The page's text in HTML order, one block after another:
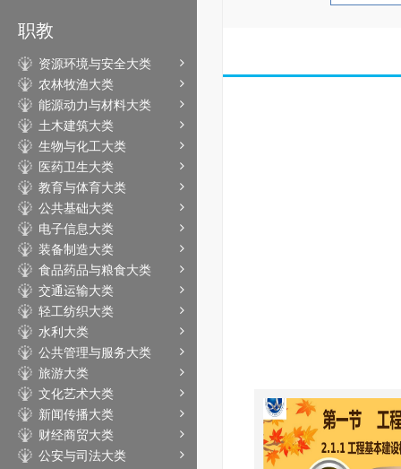
职教
资源环境与安全大类
农林牧渔大类
能源动力与材料大类
土木建筑大类
生物与化工大类
医药卫生大类
教育与体育大类
公共基础大类
电子信息大类
装备制造大类
食品药品与粮食大类
交通运输大类
轻工纺织大类
水利大类
公共管理与服务大类
旅游大类
文化艺术大类
新闻传播大类
财经商贸大类
公安与司法大类